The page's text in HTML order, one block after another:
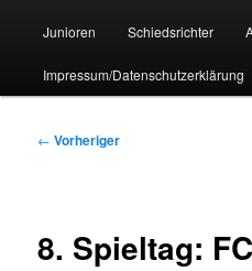
Junioren Schiedsrichter
Impressum/Datenschutzerklärung
Beitragsnavigation
← Vorheriger
8. Spieltag: